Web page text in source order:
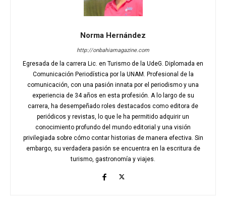
Norma Hernández
http://onbahiamagazine.com
Egresada de la carrera Lic. en Turismo de la UdeG. Diplomada en
Comunicación Periodística por la UNAM. Profesional de la
comunicación, con una pasión innata por el periodismo y una
experiencia de 34 años en esta profesión. A lo largo de su
carrera, ha desempeñado roles destacados como editora de
periódicos y revistas, lo que le ha permitido adquirir un
conocimiento profundo del mundo editorial y una visión
privilegiada sobre cómo contar historias de manera efectiva. Sin
embargo, su verdadera pasión se encuentra en la escritura de
turismo, gastronomía y viajes.